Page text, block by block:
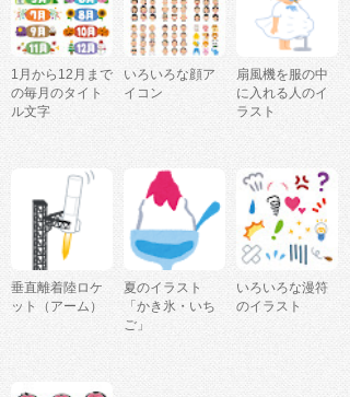
1月から12月まで
の毎月のタイト
ル文字
いろいろな顔ア
イコン
扇風機を服の中
に入れる人のイ
ラスト
垂直離着陸ロケ
ット（アーム）
夏のイラスト
「かき氷・いち
ご」
いろいろな漫符
のイラスト